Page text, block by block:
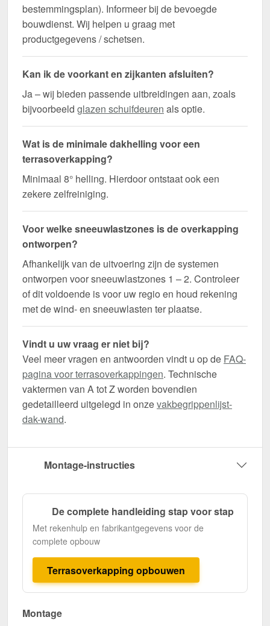
bestemmingsplan). Informeer bij de bevoegde
bouwdienst. Wij helpen u graag met
productgegevens / schetsen.
Kan ik de voorkant en zijkanten afsluiten?
Ja – wij bieden passende uitbreidingen aan, zoals
bijvoorbeeld glazen schuifdeuren als optie.
Wat is de minimale dakhelling voor een
terrasoverkapping?
Minimaal 8° helling. Hierdoor ontstaat ook een
zekere zelfreiniging.
Voor welke sneeuwlastzones is de overkapping
ontworpen?
Afhankelijk van de uitvoering zijn de systemen
ontworpen voor sneeuwlastzones 1 – 2. Controleer
of dit voldoende is voor uw regio en houd rekening
met de wind- en sneeuwlasten ter plaatse.
Vindt u uw vraag er niet bij?
Veel meer vragen en antwoorden vindt u op de FAQ-
pagina voor terrasoverkappingen. Technische
vaktermen van A tot Z worden bovendien
gedetailleerd uitgelegd in onzevakbegrippenlijst-
dak-wand.
Montage-instructies
De complete handleiding stap voor stap
Met rekenhulp en fabrikantgegevens voor de
complete opbouw
Terrasoverkapping opbouwen
Montage